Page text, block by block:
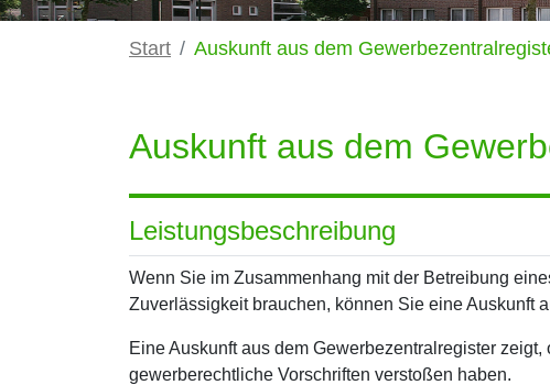
Start Auskunft aus dem
Auskunft aus dem
Leistungsbeschreibung
Wenn Sie im Zusammenhang mit der Betreibung
Zuverlässigkeit brauchen, können Sie eine Auskunft
Eine Auskunft aus dem Gewerbezentralregister
gewerberechtliche Vorschriften verstoßen haben.